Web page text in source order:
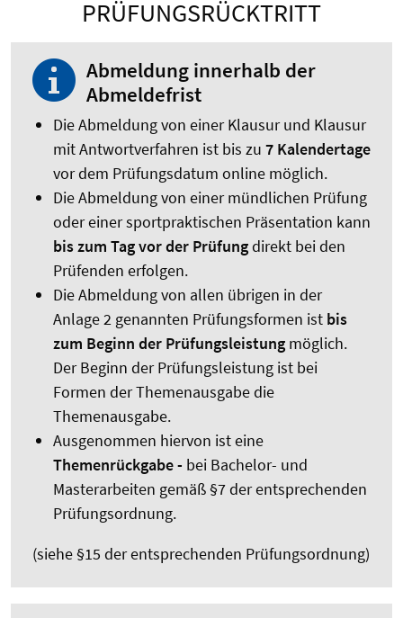
PRÜFUNGSRÜCKTRITT
Abmeldung innerhalb der
Abmeldefrist
Die Abmeldung von einer Klausur und Klausur
mit Antwortverfahren ist bis zu 7 Kalendertage
vor dem Prüfungsdatum online möglich.
Die Abmeldung von einer mündlichen Prüfung
oder einer sportpraktischen Präsentation kann
bis zum Tag vor der Prüfungdirekt bei den
Prüfenden erfolgen.
Die Abmeldung von allen übrigen in der
Anlage 2 genannten Prüfungsformen ist bis
zum Beginn der Prüfungsleistungmöglich.
Der Beginn der Prüfungsleistung ist bei
Formen der Themenausgabe die
Themenausgabe.
Ausgenommen hiervon ist eine
Themenrückgabe - bei Bachelor- und
Masterarbeiten gemäß §7 der entsprechenden
Prüfungsordnung.
(siehe §15 der entsprechenden Prüfungsordnung)